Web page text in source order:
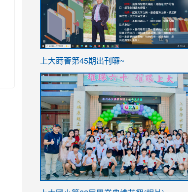
ink
https://sites.google.com/stes.tyc.edu.tw/
link
https://sites.google.com/stes.tyc.edu.tw/
上大蒔薈第45期出刊囉~
link